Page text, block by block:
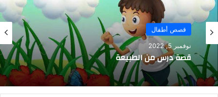
قصص أطفال
نوفمبر 5, 2022
قصة درس من الطبيعة